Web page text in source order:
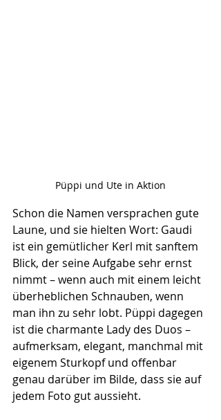
Püppi und Ute in Aktion
Schon die Namen versprachen gute
Laune, und sie hielten Wort: Gaudi
ist ein gemütlicher Kerl mit sanftem
Blick, der seine Aufgabe sehr ernst
nimmt – wenn auch mit einem leicht
überheblichen Schnauben, wenn
man ihn zu sehr lobt. Püppi dagegen
ist die charmante Lady des Duos –
aufmerksam, elegant, manchmal mit
eigenem Sturkopf und offenbar
genau darüber im Bilde, dass sie auf
jedem Foto gut aussieht.